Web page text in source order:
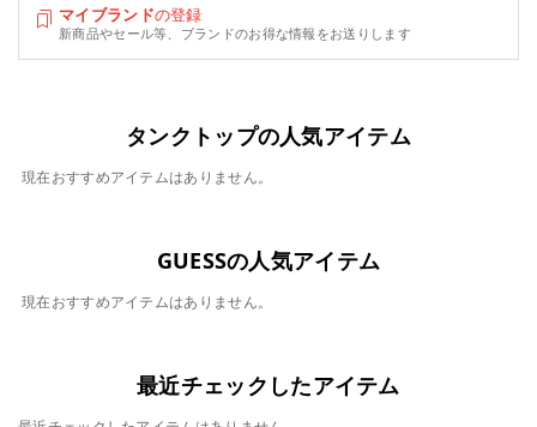
マイブランドの登録
新商品やセール等、ブランドのお得な情報をお送りします
タンクトップの人気アイテム
現在おすすめアイテムはありません。
GUESSの人気アイテム
現在おすすめアイテムはありません。
最近チェックしたアイテム